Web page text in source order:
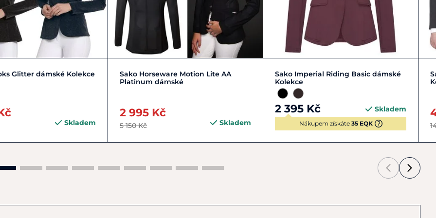
M/38 S/36 XL/42 + 2
Glitter dámské Kolekce
Skladem
Zobrazit detail
Sako Horseware Motion Lite AA
Platinum dámské
2 995 Kč
5 150 Kč Skladem
L/40 M/38 S/36 XS/34
Sako Imperial Riding Basic dámské
Kolekce
2 395 Kč Skladem
Nákupem získáte 35 EQK